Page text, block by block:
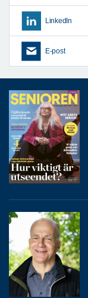
LinkedIn
E-post